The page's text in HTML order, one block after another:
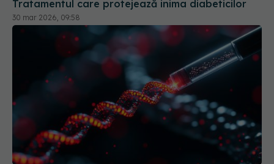
Tratamentul care protejează inima diabeticilor
30 mar 2026, 09:58